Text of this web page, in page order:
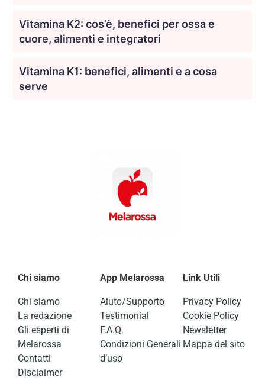
Vitamina K2: cos’è, benefici per ossa e
cuore, alimenti e integratori
Vitamina K1: benefici, alimenti e a cosa
serve
Chi siamo
Chi siamo
La redazione
Gli esperti di
Melarossa
Contatti
Disclaimer
App Melarossa
Aiuto/Supporto
Testimonial
F.A.Q.
Condizioni Generali
d’uso
Link Utili
Privacy Policy
Cookie Policy
Newsletter
Mappa del sito